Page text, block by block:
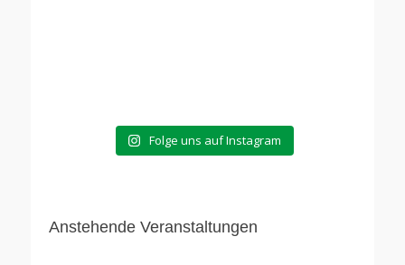
Folge uns auf Instagram
Anstehende Veranstaltungen